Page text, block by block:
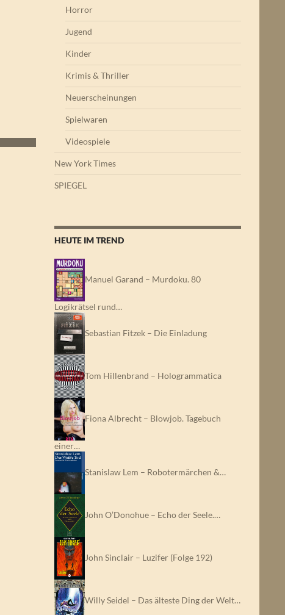
Horror
Jugend
Kinder
Krimis & Thriller
Neuerscheinungen
Spielwaren
Videospiele
New York Times
SPIEGEL
HEUTE IM TREND
Manuel Garand – Murdoku. 80
Logikrätsel rund…
Sebastian Fitzek – Die Einladung
Tom Hillenbrand – Hologrammatica
Fiona Albrecht – Blowjob. Tagebuch
einer…
Stanislaw Lem – Robotermärchen &…
John O’Donohue – Echo der Seele.…
John Sinclair – Luzifer (Folge 192)
Willy Seidel – Das älteste Ding der Welt…